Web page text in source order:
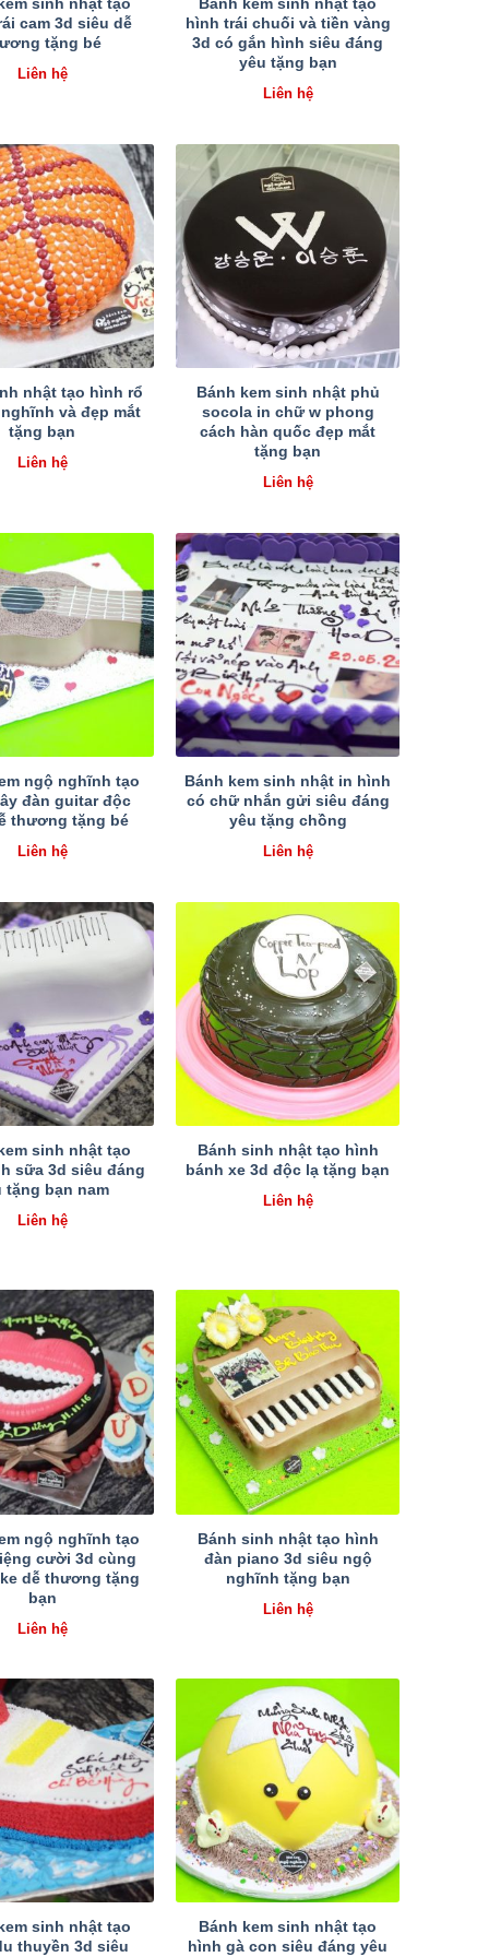
cam 3d siêu dễ
tặng bé
Liên hệ
hình trái chuối và tiền vàng
3d có gắn hình siêu đáng
yêu tặng bạn
Liên hệ
nhật tạo hình rổ
và đẹp mắt
tặng bạn
Liên hệ
Bánh kem sinh nhật phủ
socola in chữ w phong
cách hàn quốc đẹp mắt
tặng bạn
Liên hệ
ngộ nghĩnh tạo
đàn guitar độc
thương tặng bé
Liên hệ
Bánh kem sinh nhật in hình
có chữ nhắn gửi siêu đáng
yêu tặng chồng
Liên hệ
sinh nhật tạo
sữa 3d siêu đáng
tặng bạn nam
Liên hệ
Bánh sinh nhật tạo hình
bánh xe 3d độc lạ tặng bạn
Liên hệ
ngộ nghĩnh tạo
cười 3d cùng
dễ thương tặng
bạn
Liên hệ
Bánh sinh nhật tạo hình
đàn piano 3d siêu ngộ
nghĩnh tặng bạn
Liên hệ
sinh nhật tạo
thuyền 3d siêu
Bánh kem sinh nhật tạo
hình gà con siêu đáng yêu